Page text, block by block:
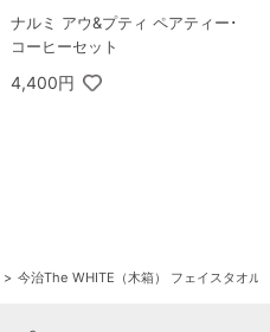
ナルミ アウ&プティ ペアティー･
コーヒーセット
4,400円
今治The WHITE（木箱） フェイスタオル